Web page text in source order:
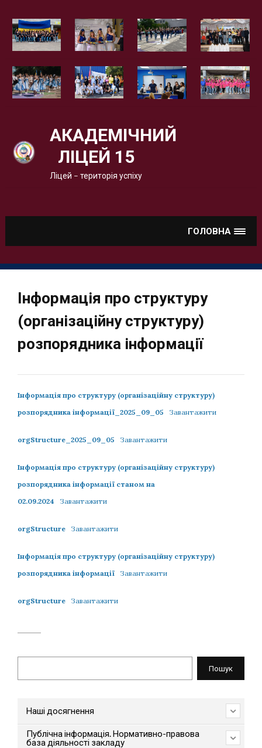
АКАДЕМІЧНИЙ
ЛІЦЕЙ 15
Ліцей – територія успіху
ГОЛОВНА
Інформація про структуру
(організаційну структуру)
розпорядника інформації
Інформація про структуру (організаційну структуру)
розпорядника інформації_2025_09_05
Завантажити
orgStructure_2025_09_05 Завантажити
Інформація про структуру (організаційну структуру)
розпорядника інформації станом на
02.09.2024
Завантажити
orgStructure Завантажити
Інформація про структуру (організаційну структуру)
розпорядника інформації
Завантажити
orgStructure Завантажити
Пошук
Наші досягнення
Публічна інформація. Нормативно-правова
база діяльності закладу